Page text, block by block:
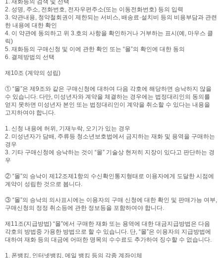
1. 재화등의 검색 및 선택
2. 성명, 주소, 전화번호, 전자우편주소(또는 이동전화번호) 등의 입력
3. 약관내용, 청약철회권이 제한되는 서비스, 배송료·설치비 등의 비용부담과 관련
한 내용에 대한 확인
4. 이 약관에 동의하고 위 3.호의 사항을 확인하거나 거부하는 표시(예, 마우스 클
릭)
5. 재화등의 구매신청 및 이에 관한 확인 또는 “몰”의 확인에 대한 동의
6. 결제방법의 선택
제10조 (계약의 성립)
① “몰”은 제9조와 같은 구매신청에 대하여 다음 각호에 해당하면 승낙하지 않을
수 있습니다. 다만, 미성년자와 계약을 체결하는 경우에는 법정대리인의 동의를
얻지 못하면 미성년자 본인 또는 법정대리인이 계약을 취소할 수 있다는 내용을
고지하여야 합니다.
1. 신청 내용에 허위, 기재누락, 오기가 있는 경우
2. 미성년자가 담배, 주류등 청소년보호법에서 금지하는 재화 및 용역을 구매하는
경우
3. 기타 구매신청에 승낙하는 것이 “몰” 기술상 현저히 지장이 있다고 판단하는 경
우
② “몰”의 승낙이 제12조제1항의 수신확인통지형태로 이용자에게 도달한 시점에
계약이 성립한 것으로 봅니다.
③ “몰”의 승낙의 의사표시에는 이용자의 구매 신청에 대한 확인 및 판매가능 여부,
구매신청의 정정 취소등에 관한 정보등을 포함하여야 합니다.
제11조(지급방법) “몰”에서 구매한 재화 또는 용역에 대한 대금지급방법은 다음
각호의 방법중 가용한 방법으로 할 수 있습니다. 단, “몰”은 이용자의 지급방법에
대하여 재화 등의 대금에 어떠한 명목의 수수료도 추가하여 징수할 수 없습니다.
1. 폰뱅킹, 인터넷뱅킹, 메일 뱅킹 등의 각종 계좌이체